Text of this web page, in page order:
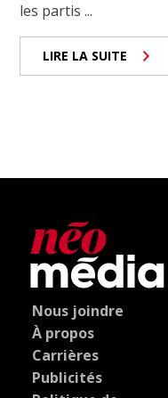
les partis ...
LIRE LA SUITE
Nous joindre
À propos
Carrières
Publicités